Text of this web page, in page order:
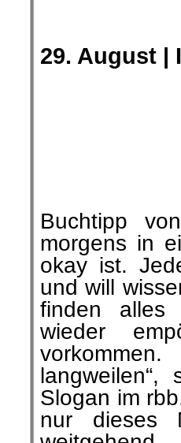
29. August |
Buchtipp
morgens in
okay ist.
und will
finden alles
wieder
langweilen“,
Slogan im
nur dieses